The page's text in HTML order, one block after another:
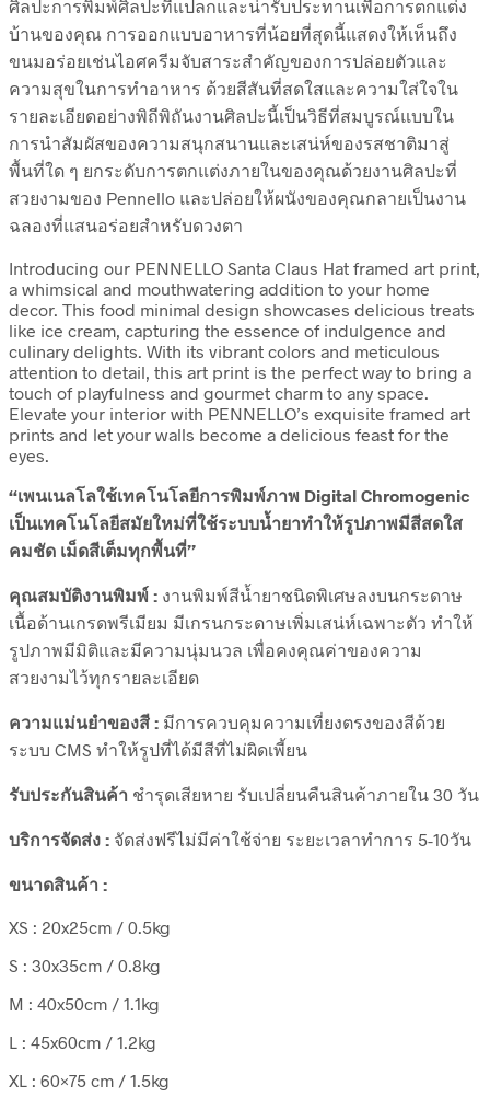
ศิลปะการพิมพ์ศิลปะที่แปลกและน่ารับประทานเพื่อการตกแต่ง
บ้านของคุณ การออกแบบอาหารที่น้อยที่สุดนี้แสดงให้เห็นถึง
ขนมอร่อยเช่นไอศครีมจับสาระสำคัญของการปล่อยตัวและ
ความสุขในการทำอาหาร ด้วยสีสันที่สดใสและความใส่ใจใน
รายละเอียดอย่างพิถีพิถันงานศิลปะนี้เป็นวิธีที่สมบูรณ์แบบใน
การนำสัมผัสของความสนุกสนานและเสน่ห์ของรสชาติมาสู่
พื้นที่ใด ๆ ยกระดับการตกแต่งภายในของคุณด้วยงานศิลปะที่
สวยงามของ Pennello และปล่อยให้ผนังของคุณกลายเป็นงาน
ฉลองที่แสนอร่อยสำหรับดวงตา
Introducing our PENNELLO Santa Claus Hat framed art print,
a whimsical and mouthwatering addition to your home
decor. This food minimal design showcases delicious treats
like ice cream, capturing the essence of indulgence and
culinary delights. With its vibrant colors and meticulous
attention to detail, this art print is the perfect way to bring a
touch of playfulness and gourmet charm to any space.
Elevate your interior with PENNELLO’s exquisite framed art
prints and let your walls become a delicious feast for the
eyes.
“เพนเนลโลใช้เทคโนโลยีการพิมพ์ภาพ Digital Chromogenic
เป็นเทคโนโลยีสมัยใหม่ที่ใช้ระบบน้ำยาทำให้รูปภาพมีสีสดใส
คมชัด เม็ดสีเต็มทุกพื้นที่”
คุณสมบัติงานพิมพ์ : งานพิมพ์สีน้ำยาชนิดพิเศษลงบนกระดาษ
เนื้อด้านเกรดพรีเมียม มีเกรนกระดาษเพิ่มเสน่ห์เฉพาะตัว ทำให้
รูปภาพมีมิติและมีความนุ่มนวล เพื่อคงคุณค่าของความ
สวยงามไว้ทุกรายละเอียด
ความแม่นยำของสี : มีการควบคุมความเที่ยงตรงของสีด้วย
ระบบ CMS ทำให้รูปที่ได้มีสีที่ไม่ผิดเพี้ยน
รับประกันสินค้า ชำรุดเสียหาย รับเปลี่ยนคืนสินค้าภายใน 30 วัน
บริการจัดส่ง : จัดส่งฟรีไม่มีค่าใช้จ่าย ระยะเวลาทำการ 5-10วัน
ขนาดสินค้า :
XS : 20x25cm / 0.5kg
S : 30x35cm / 0.8kg
M : 40x50cm / 1.1kg
L : 45x60cm / 1.2kg
XL : 60×75 cm / 1.5kg